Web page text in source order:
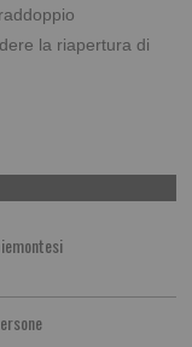
la riapertura di